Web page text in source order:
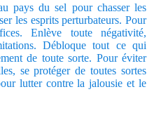
pays du sel pour chasser les
les esprits perturbateurs. Pour
Enlève toute négativité,
Débloque tout ce qui
de toute sorte. Pour éviter
se protéger de toutes sortes
lutter contre la jalousie et le